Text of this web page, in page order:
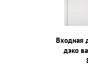
Входная
дэко